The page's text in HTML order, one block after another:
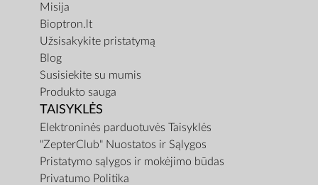
Misija
Bioptron.lt
Užsisakykite pristatymą
Blog
Susisiekite su mumis
Produkto sauga
TAISYKLĖS
Elektroninės parduotuvės Taisyklės
"ZepterClub" Nuostatos ir Sąlygos
Pristatymo sąlygos ir mokėjimo būdas
Privatumo Politika